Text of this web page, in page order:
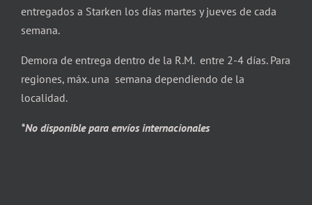
entregados a Starken los días martes y jueves de cada
semana.
Demora de entrega dentro de la R.M. entre 2-4 días. Para
regiones, máx. una semana dependiendo de la
localidad.
*No disponible para envíos internacionales